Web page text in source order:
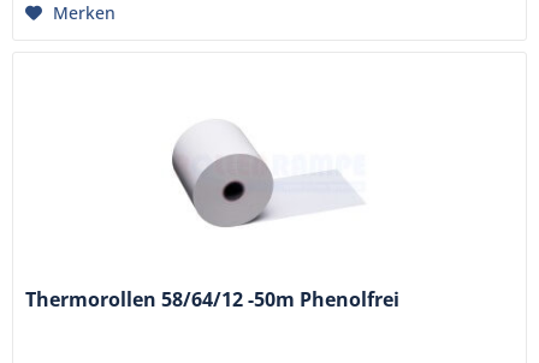
Merken
Thermorollen 58/64/12 -50m Phenolfrei